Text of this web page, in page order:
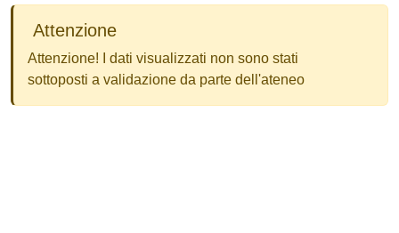
Attenzione
Attenzione! I dati visualizzati non sono stati
sottoposti a validazione da parte dell'ateneo